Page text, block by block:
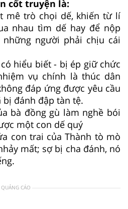
cốt truyện là:
mê trò chọi dế, khiến từ lí
nhau tìm dế hay để nộp
người phải chịu cái
hiểu biết - bị ép giữ chức
vụ chính là thúc dân
đáp ứng được yêu cầu
đánh đập tàn tệ.
bà đồng gù làm nghề bói
một con dế quý
con trai của Thành tò mò
mất; sợ bị cha đánh, nó
QUẢNG CÁO